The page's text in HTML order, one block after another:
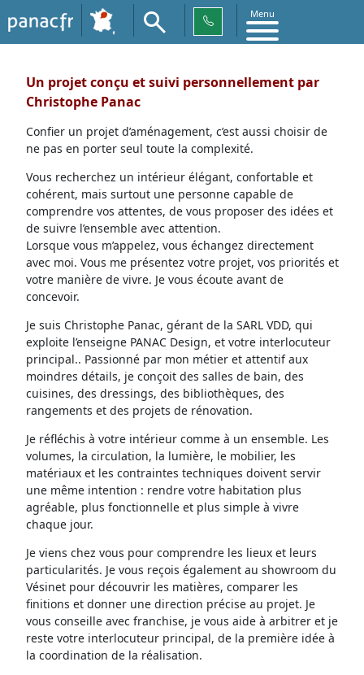
Menu
Un projet conçu et suivi personnellement par
Christophe Panac
Confier un projet d’aménagement, c’est aussi choisir de
ne pas en porter seul toute la complexité.
Vous recherchez un intérieur élégant, confortable et
cohérent, mais surtout une personne capable de
comprendre vos attentes, de vous proposer des idées et
de suivre l’ensemble avec attention.
Lorsque vous m’appelez, vous échangez directement
avec moi. Vous me présentez votre projet, vos priorités et
votre manière de vivre. Je vous écoute avant de
concevoir.
Je suis Christophe Panac, gérant de la SARL VDD, qui
exploite l’enseigne PANAC Design, et votre interlocuteur
principal.. Passionné par mon métier et attentif aux
moindres détails, je conçoit des salles de bain, des
cuisines, des dressings, des bibliothèques, des
rangements et des projets de rénovation.
Je réfléchis à votre intérieur comme à un ensemble. Les
volumes, la circulation, la lumière, le mobilier, les
matériaux et les contraintes techniques doivent servir
une même intention : rendre votre habitation plus
agréable, plus fonctionnelle et plus simple à vivre
chaque jour.
Je viens chez vous pour comprendre les lieux et leurs
particularités. Je vous reçois également au showroom du
Vésinet pour découvrir les matières, comparer les
finitions et donner une direction précise au projet. Je
vous conseille avec franchise, je vous aide à arbitrer et je
reste votre interlocuteur principal, de la première idée à
la coordination de la réalisation.